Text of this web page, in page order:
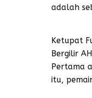
adalah
Ketupat
Bergilir
Pertama
itu,